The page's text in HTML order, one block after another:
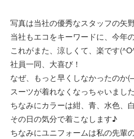
写真は当社の優秀なスタッフの矢
当社もエコをキーワードに、今年
これがまた、涼しくて、楽です
社員一同、大喜び！
なぜ、もっと早くしなかったのか
スーツが着れなくなっちゃいまし
ちなみにカラーは紺、青、水色、
その日の気分で着こなします♪
ちなみにユニフォームは私の先輩